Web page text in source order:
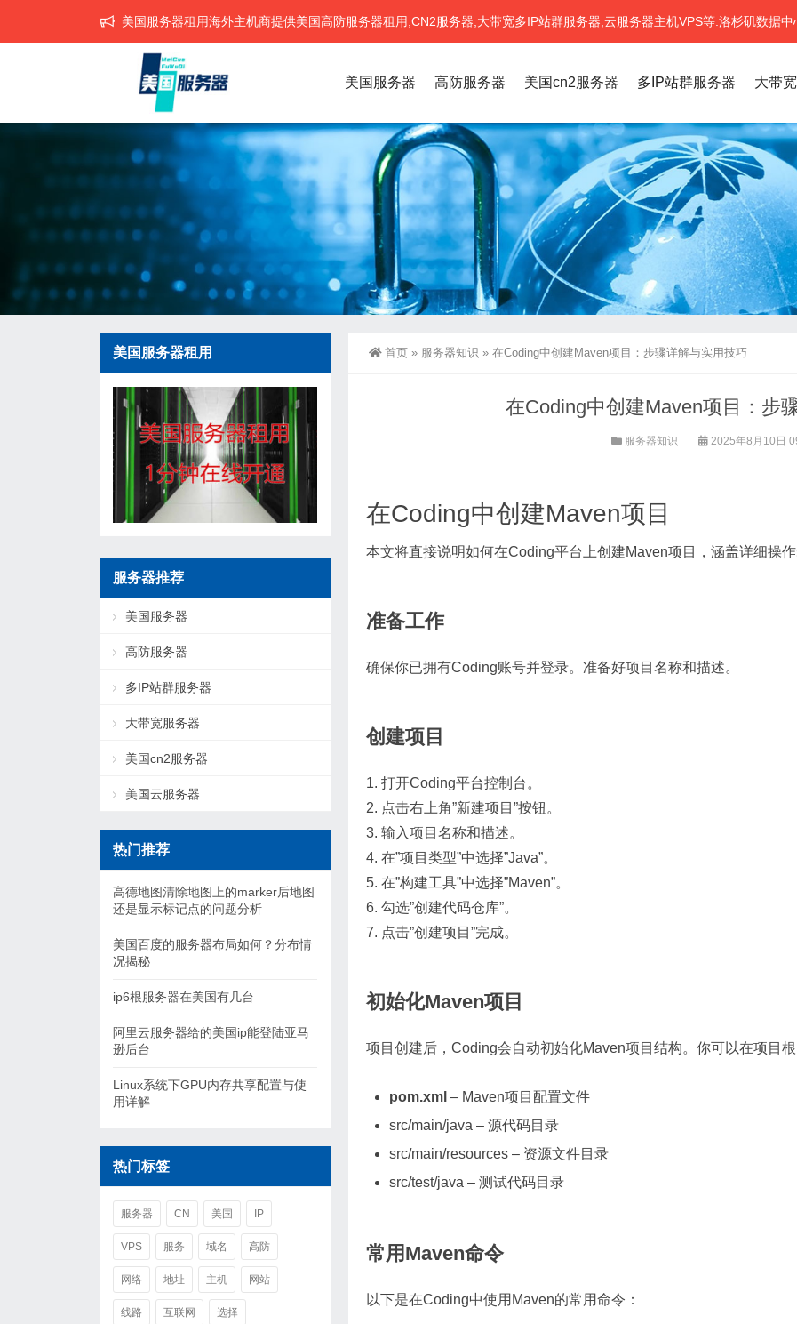
美国服务器租用海外主机商提供美国高防服务器租用,CN2服务器,大带宽多IP站群服务器,云服务器主机VPS等.洛杉矶数据
美国服务器 高防服务器 美国cn2服务器 多IP站群服务器 大带
首页 » 服务器知识 » 在Coding中创建Maven项目：步骤详解与实用技巧
在Coding中创建Maven项目：步
服务器知识 2025年8月10日
在Coding中创建Maven项目
本文将直接说明如何在Coding平台上创建Maven项目，涵盖详细操
准备工作
确保你已拥有Coding账号并登录。准备好项目名称和描述。
创建项目
1. 打开Coding平台控制台。
2. 点击右上角”新建项目”按钮。
3. 输入项目名称和描述。
4. 在”项目类型”中选择”Java”。
5. 在”构建工具”中选择”Maven”。
6. 勾选”创建代码仓库”。
7. 点击”创建项目”完成。
初始化Maven项目
项目创建后，Coding会自动初始化Maven项目结构。你可以在项目根
pom.xml – Maven项目配置文件
src/main/java – 源代码目录
src/main/resources – 资源文件目录
src/test/java – 测试代码目录
常用Maven命令
以下是在Coding中使用Maven的常用命令：
美国服务器租用
服务器推荐
美国服务器
高防服务器
多IP站群服务器
大带宽服务器
美国cn2服务器
美国云服务器
热门推荐
高德地图清除地图上的marker后地图
还是显示标记点的问题分析
美国百度的服务器布局如何？分布情
况揭秘
ip6根服务器在美国有几台
阿里云服务器给的美国ip能登陆亚马
逊后台
Linux系统下GPU内存共享配置与使
用详解
热门标签
服务器 CN 美国 IP
VPS 服务 域名 高防
网络 地址 主机 网站
线路 互联网 选择